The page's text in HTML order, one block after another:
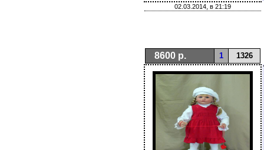
02.03.2014, в 21:19
8600 р. 1 1326